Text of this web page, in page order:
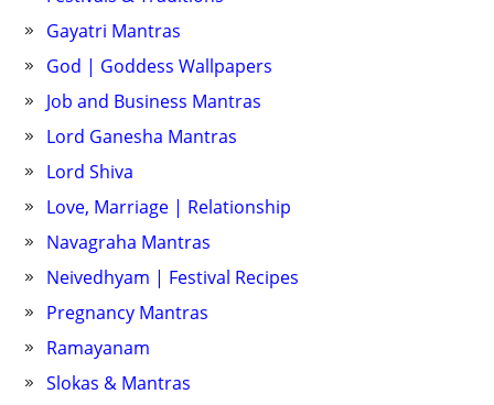
Gayatri Mantras
God | Goddess Wallpapers
Job and Business Mantras
Lord Ganesha Mantras
Lord Shiva
Love, Marriage | Relationship
Navagraha Mantras
Neivedhyam | Festival Recipes
Pregnancy Mantras
Ramayanam
Slokas & Mantras